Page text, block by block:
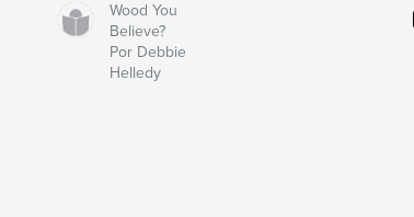
Wood You
Believe?
Por Debbie
Helledy